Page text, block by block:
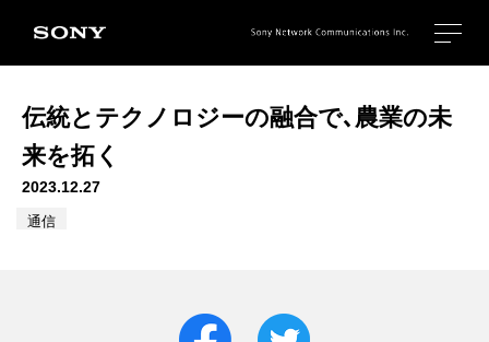
伝統とテクノロジーの融合で､農業の未
来を拓く
2023.12.27
通信